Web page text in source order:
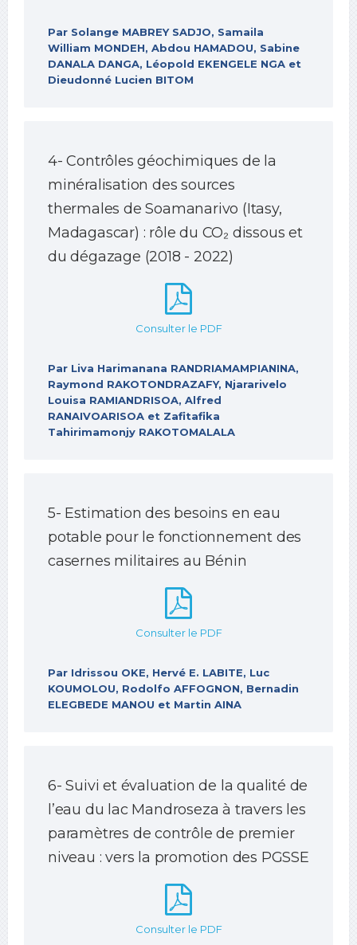
Par Solange MABREY SADJO, Samaila
William MONDEH, Abdou HAMADOU, Sabine
DANALA DANGA, Léopold EKENGELE NGA et
Dieudonné Lucien BITOM
4- Contrôles géochimiques de la
minéralisation des sources
thermales de Soamanarivo (Itasy,
Madagascar) : rôle du CO₂ dissous et
du dégazage (2018 - 2022)
Consulter le PDF
Par Liva Harimanana RANDRIAMAMPIANINA,
Raymond RAKOTONDRAZAFY, Njararivelo
Louisa RAMIANDRISOA, Alfred
RANAIVOARISOA et Zafitafika
Tahirimamonjy RAKOTOMALALA
5- Estimation des besoins en eau
potable pour le fonctionnement des
casernes militaires au Bénin
Consulter le PDF
Par Idrissou OKE, Hervé E. LABITE, Luc
KOUMOLOU, Rodolfo AFFOGNON, Bernadin
ELEGBEDE MANOU et Martin AINA
6- Suivi et évaluation de la qualité de
l’eau du lac Mandroseza à travers les
paramètres de contrôle de premier
niveau : vers la promotion des PGSSE
Consulter le PDF